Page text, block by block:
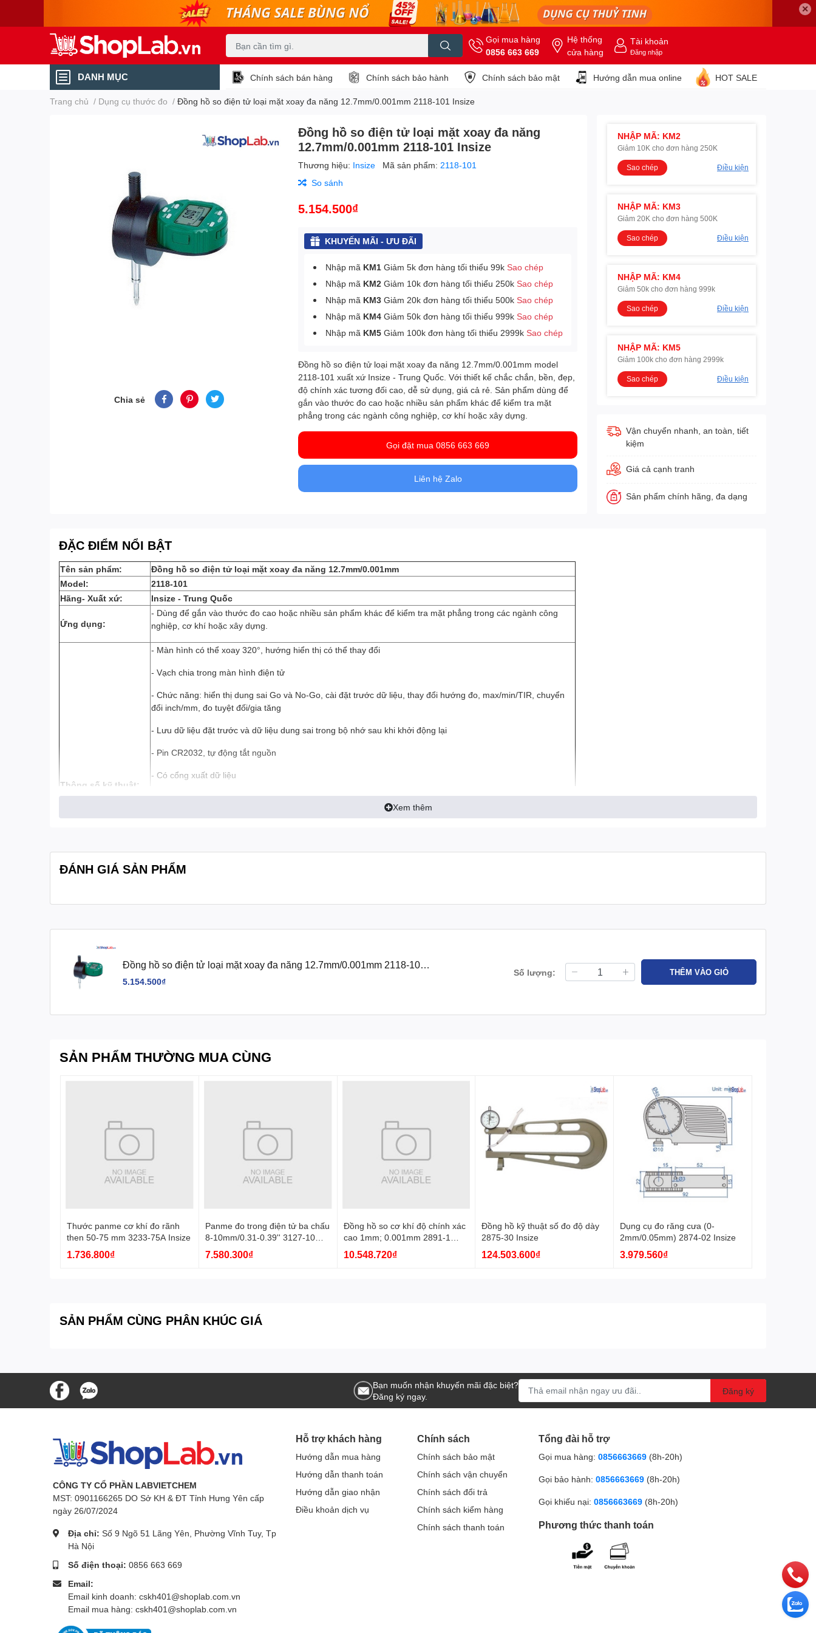
✕
Gọi mua hàng
0856 663 669
Hệ thống
cửa hàng
Tài khoản
Đăng nhập
DANH MỤC Chính sách bán hàng Chính sách bảo hành Chính sách bảo mật Hướng dẫn mua online HOT SALE
Trang chủ / Dụng cụ thước đo / Đồng hồ so điện tử loại mặt xoay đa năng 12.7mm/0.001mm 2118-101 Insize
Chia sẻ
Đồng hồ so điện tử loại mặt xoay đa năng
12.7mm/0.001mm 2118-101 Insize
Thương hiệu: Insize Mã sản phẩm: 2118-101
So sánh
5.154.500₫
KHUYẾN MÃI - ƯU ĐÃI
Nhập mã KM1 Giảm 5k đơn hàng tối thiểu 99kSao chép
Nhập mã KM2 Giảm 10k đơn hàng tối thiểu 250kSao chép
Nhập mã KM3 Giảm 20k đơn hàng tối thiểu 500kSao chép
Nhập mã KM4 Giảm 50k đơn hàng tối thiểu 999kSao chép
Nhập mã KM5 Giảm 100k đơn hàng tối thiểu 2999kSao chép
Đồng hồ so điện tử loại mặt xoay đa năng 12.7mm/0.001mm model
2118-101 xuất xứ Insize - Trung Quốc. Với thiết kế chắc chắn, bền, đẹp,
độ chính xác tương đối cao, dễ sử dụng, giá cả rẻ. Sản phẩm dùng để
gắn vào thước đo cao hoặc nhiều sản phẩm khác để kiểm tra mặt
phẳng trong các ngành công nghiệp, cơ khí hoặc xây dựng.
Gọi đặt mua 0856 663 669
Liên hệ Zalo
NHẬP MÃ: KM2
Giảm 10K cho đơn hàng 250K
Sao chép Điều kiện
NHẬP MÃ: KM3
Giảm 20K cho đơn hàng 500K
Sao chép Điều kiện
NHẬP MÃ: KM4
Giảm 50k cho đơn hàng 999k
Sao chép Điều kiện
NHẬP MÃ: KM5
Giảm 100k cho đơn hàng 2999k
Sao chép Điều kiện
Vận chuyển nhanh, an toàn, tiết
kiệm
Giá cả cạnh tranh
Sản phẩm chính hãng, đa dạng
ĐẶC ĐIỂM NỔI BẬT
Tên sản phẩm:
Đồng hồ so điện tử loại mặt xoay đa năng 12.7mm/0.001mm
Model:
2118-101
Hãng- Xuất xứ:
Insize - Trung Quốc
Ứng dụng:
- Dùng để gắn vào thước đo cao hoặc nhiều sản phẩm khác để kiểm tra mặt phẳng trong các ngành công
nghiệp, cơ khí hoặc xây dựng.
Thông số kỹ thuật:
- Màn hình có thể xoay 320°, hướng hiển thị có thể thay đổi
- Vạch chia trong màn hình điện tử
- Chức năng: hiển thị dung sai Go và No-Go, cài đặt trước dữ liệu, thay đổi hướng đo, max/min/TIR, chuyển
đổi inch/mm, đo tuyệt đối/gia tăng
- Lưu dữ liệu đặt trước và dữ liệu dung sai trong bộ nhớ sau khi khởi động lại
- Pin CR2032, tự động tắt nguồn
- Có cổng xuất dữ liệu
- Đọc dạng số và dạng analog
-Dải đo: 12.7 mm/0.5″
- Độ trễ: 2 µm
Xem thêm
ĐÁNH GIÁ SẢN PHẨM
Đồng hồ so điện tử loại mặt xoay đa năng 12.7mm/0.001mm 2118-101
Insize
5.154.500₫
Số lượng: THÊM VÀO GIỎ
SẢN PHẨM THƯỜNG MUA CÙNG
Thước panme cơ khí đo rãnh
then 50-75 mm 3233-75A Insize
1.736.800₫
Panme đo trong điện tử ba chấu
8-10mm/0.31-0.39'' 3127-10
Insize
7.580.300₫
Đồng hồ so cơ khí độ chính xác
cao 1mm; 0.001mm 2891-1
Insize
10.548.720₫
Đồng hồ kỹ thuật số đo độ dày
2875-30 Insize
124.503.600₫
Dụng cụ đo răng cưa (0-
2mm/0.05mm) 2874-02 Insize
3.979.560₫
SẢN PHẨM CÙNG PHÂN KHÚC GIÁ
Bạn muốn nhận khuyến mãi đặc biệt?
Đăng ký ngay.
Đăng ký
CÔNG TY CỔ PHẦN LABVIETCHEM
MST: 0901166265 DO Sở KH & ĐT Tỉnh Hưng Yên cấp
ngày 26/07/2024
Địa chỉ: Số 9 Ngõ 51 Lãng Yên, Phường Vĩnh Tuy, Tp
Hà Nội
Số điện thoại: 0856 663 669
Email:
Email kinh doanh: cskh401@shoplab.com.vn
Email mua hàng: cskh401@shoplab.com.vn
Hỗ trợ khách hàng
Hướng dẫn mua hàng
Hướng dẫn thanh toán
Hướng dẫn giao nhận
Điều khoản dịch vụ
Chính sách
Chính sách bảo mật
Chính sách vận chuyển
Chính sách đổi trả
Chính sách kiểm hàng
Chính sách thanh toán
Tổng đài hỗ trợ
Gọi mua hàng: 0856663669 (8h-20h)
Gọi bảo hành: 0856663669 (8h-20h)
Gọi khiếu nại: 0856663669 (8h-20h)
Phương thức thanh toán